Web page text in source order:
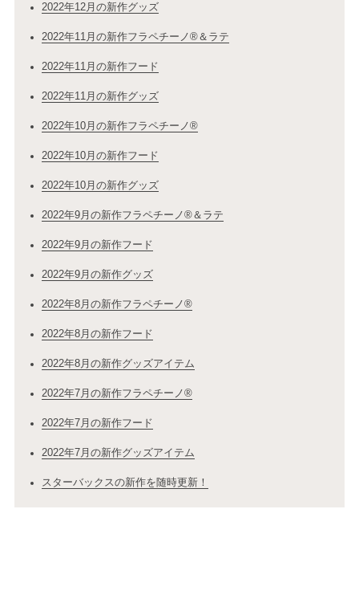
2022年12月の新作グッズ
2022年11月の新作フラペチーノ®＆ラテ
2022年11月の新作フード
2022年11月の新作グッズ
2022年10月の新作フラペチーノ®
2022年10月の新作フード
2022年10月の新作グッズ
2022年9月の新作フラペチーノ®＆ラテ
2022年9月の新作フード
2022年9月の新作グッズ
2022年8月の新作フラペチーノ®
2022年8月の新作フード
2022年8月の新作グッズアイテム
2022年7月の新作フラペチーノ®
2022年7月の新作フード
2022年7月の新作グッズアイテム
スターバックスの新作を随時更新！